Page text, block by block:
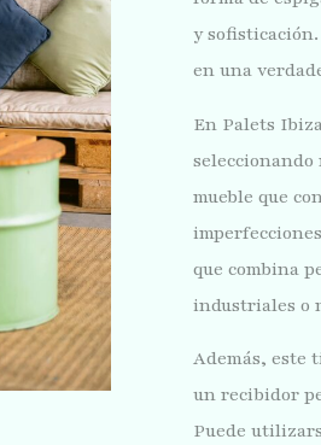
y
en una
En Palets
mueble que
que combina
industriales o
Además, este
un recibidor
Puede